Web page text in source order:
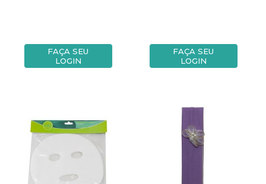
FAÇA SEU
LOGIN
FAÇA SEU
LOGIN